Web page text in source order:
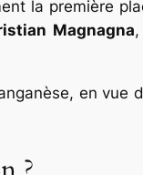
la première
Magnagna
en vue